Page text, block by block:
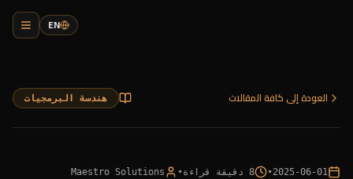
EN
العودة إلى كافة المقالات هندسة البرمجيات
2025-06-01
•
8 دقيقة قراءة•
Maestro Solutions